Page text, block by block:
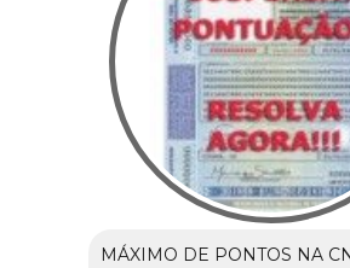
MÁXIMO DE PONTOS NA